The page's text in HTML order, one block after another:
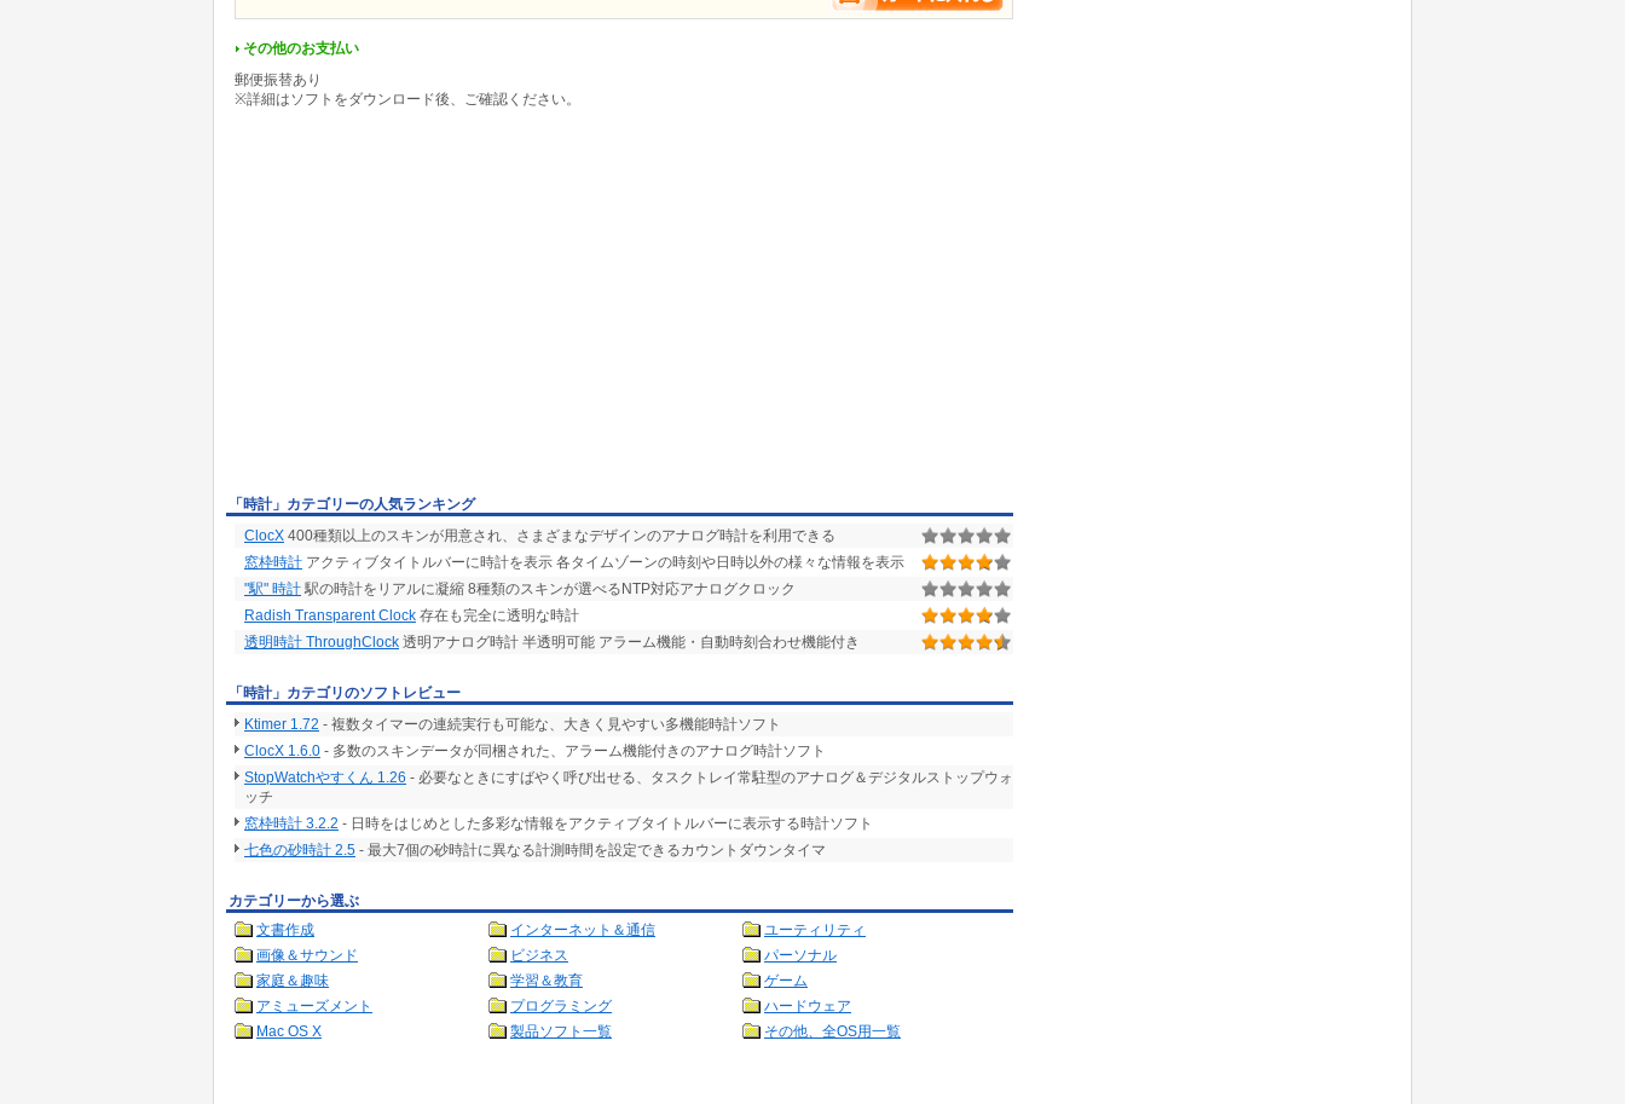
その他のお支払い
郵便振替あり
※詳細はソフトをダウンロード後、ご確認ください。
「時計」カテゴリーの人気ランキング
ClocX 400種類以上のスキンが用意され、さまざまなデザインのアナログ時計を利用できる
窓枠時計 アクティブタイトルバーに時計を表示 各タイムゾーンの時刻や日時以外の様々な情報を表示
"駅" 時計 駅の時計をリアルに凝縮 8種類のスキンが選べるNTP対応アナログクロック
Radish Transparent Clock 存在も完全に透明な時計
透明時計 ThroughClock 透明アナログ時計 半透明可能 アラーム機能・自動時刻合わせ機能付き
「時計」カテゴリのソフトレビュー
Ktimer 1.72 - 複数タイマーの連続実行も可能な、大きく見やすい多機能時計ソフト
ClocX 1.6.0 - 多数のスキンデータが同梱された、アラーム機能付きのアナログ時計ソフト
StopWatchやすくん 1.26 - 必要なときにすばやく呼び出せる、タスクトレイ常駐型のアナログ＆デジタルストップウォ
ッチ
窓枠時計 3.2.2 - 日時をはじめとした多彩な情報をアクティブタイトルバーに表示する時計ソフト
七色の砂時計 2.5 - 最大7個の砂時計に異なる計測時間を設定できるカウントダウンタイマ
カテゴリーから選ぶ
文書作成
インターネット＆通信
ユーティリティ
画像＆サウンド
ビジネス
パーソナル
家庭＆趣味
学習＆教育
ゲーム
アミューズメント
プログラミング
ハードウェア
Mac OS X
製品ソフト一覧 その他、全OS用一覧